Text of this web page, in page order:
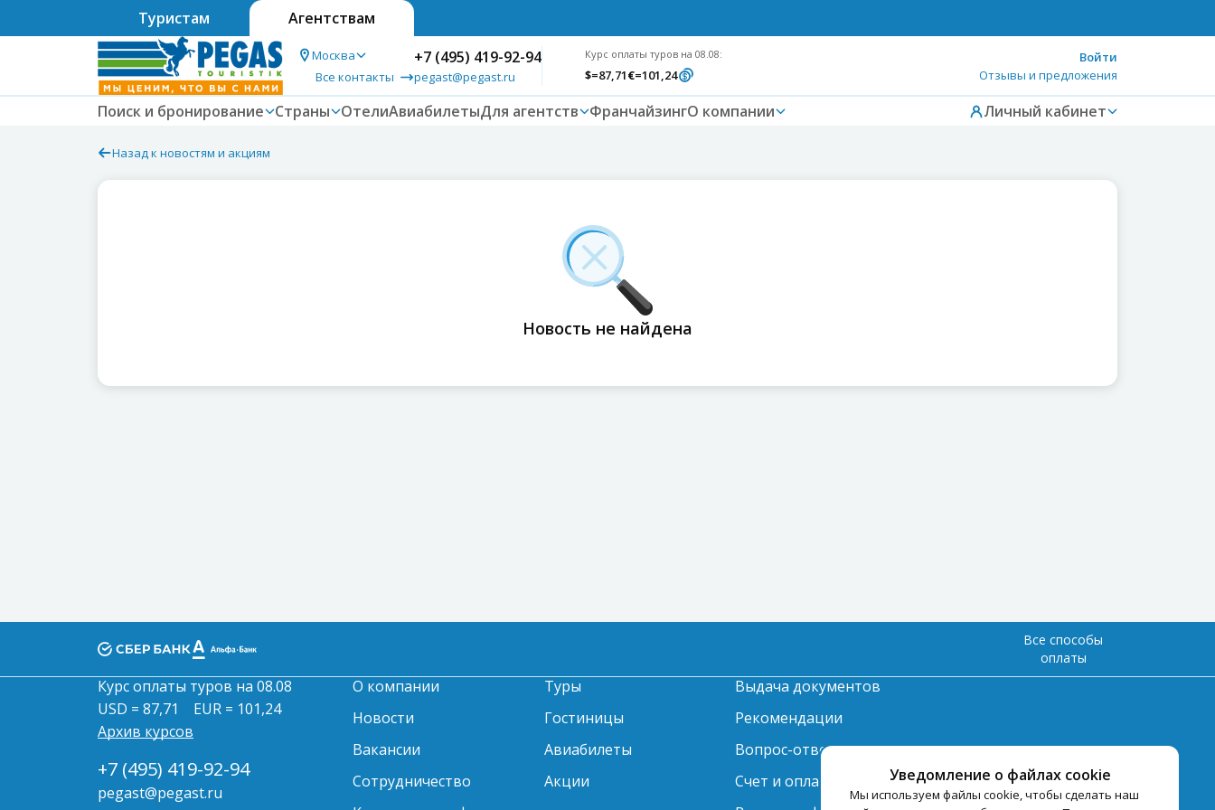
Туристам Агентствам
Москва
Все контакты
+7 (495) 419-92-94
pegast@pegast.ru
Курс оплаты туров на 08.08:
$=87,71€=101,24
Войти
Отзывы и предложения
Поиск и бронирование Страны ОтелиАвиабилетыДля агентств ФранчайзингО компании Личный кабинет
Назад к новостям и акциям
Новость не найдена
Уведомление о файлах cookie
Мы используем файлы cookie, чтобы сделать наш
Все способы
оплаты
Курс оплаты туров на 08.08
USD = 87,71
EUR = 101,24
Архив курсов
+7 (495) 419-92-94
pegast@pegast.ru
О компании
Новости
Вакансии
Сотрудничество
Туры
Гостиницы
Авиабилеты
Акции
Выдача документов
Рекомендации
Вопрос-ответ
Счет и оплата